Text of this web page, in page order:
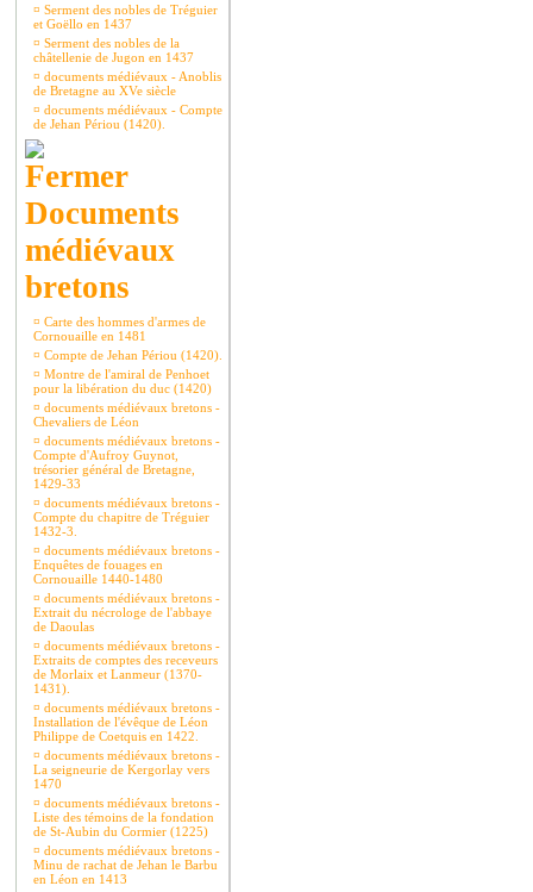
¤ Serment des nobles de Tréguier
et Goëllo en 1437
¤ Serment des nobles de la
châtellenie de Jugon en 1437
¤ documents médiévaux - Anoblis
de Bretagne au XVe siècle
¤ documents médiévaux - Compte
de Jehan Périou (1420).
Documents
médiévaux
bretons
¤ Carte des hommes d'armes de
Cornouaille en 1481
¤ Compte de Jehan Périou (1420).
¤ Montre de l'amiral de Penhoet
pour la libération du duc (1420)
¤ documents médiévaux bretons -
Chevaliers de Léon
¤ documents médiévaux bretons -
Compte d'Aufroy Guynot,
trésorier général de Bretagne,
1429-33
¤ documents médiévaux bretons -
Compte du chapitre de Tréguier
1432-3.
¤ documents médiévaux bretons -
Enquêtes de fouages en
Cornouaille 1440-1480
¤ documents médiévaux bretons -
Extrait du nécrologe de l'abbaye
de Daoulas
¤ documents médiévaux bretons -
Extraits de comptes des receveurs
de Morlaix et Lanmeur (1370-
1431).
¤ documents médiévaux bretons -
Installation de l'évêque de Léon
Philippe de Coetquis en 1422.
¤ documents médiévaux bretons -
La seigneurie de Kergorlay vers
1470
¤ documents médiévaux bretons -
Liste des témoins de la fondation
de St-Aubin du Cormier (1225)
¤ documents médiévaux bretons -
Minu de rachat de Jehan le Barbu
en Léon en 1413